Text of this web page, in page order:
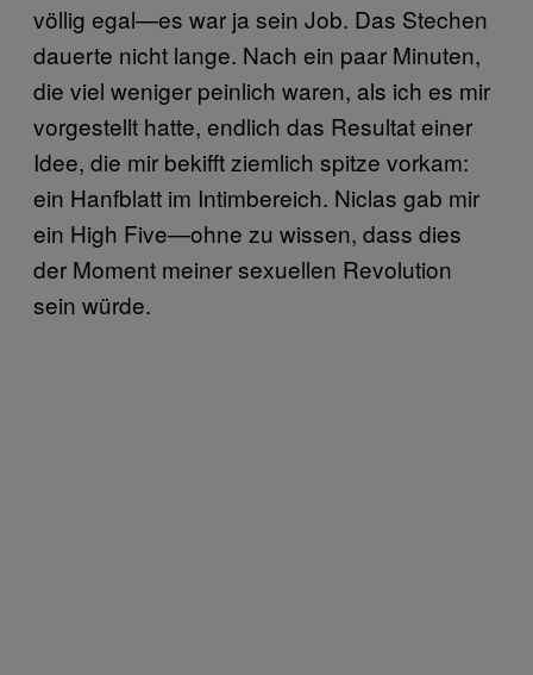
völlig egal—es war ja sein Job. Das Stechen
dauerte nicht lange. Nach ein paar Minuten,
die viel weniger peinlich waren, als ich es mir
vorgestellt hatte, endlich das Resultat einer
Idee, die mir bekifft ziemlich spitze vorkam:
ein Hanfblatt im Intimbereich. Niclas gab mir
ein High Five—ohne zu wissen, dass dies
der Moment meiner sexuellen Revolution
sein würde.